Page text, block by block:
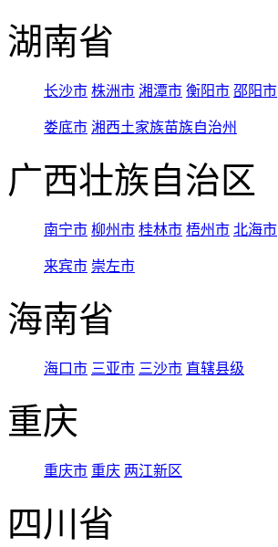
湖南省
长沙市 株洲市 湘潭市 衡阳市 邵阳市
娄底市 湘西土家族苗族自治州
广西壮族自治区
南宁市 柳州市 桂林市 梧州市 北海市
来宾市 崇左市
海南省
海口市 三亚市 三沙市 直辖县级
重庆
重庆市 重庆 两江新区
四川省